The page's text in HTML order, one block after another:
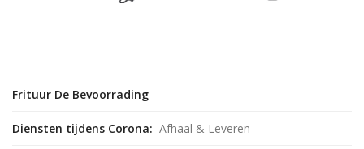
Frituur De Bevoorrading
Diensten tijdens Corona: Afhaal & Leveren